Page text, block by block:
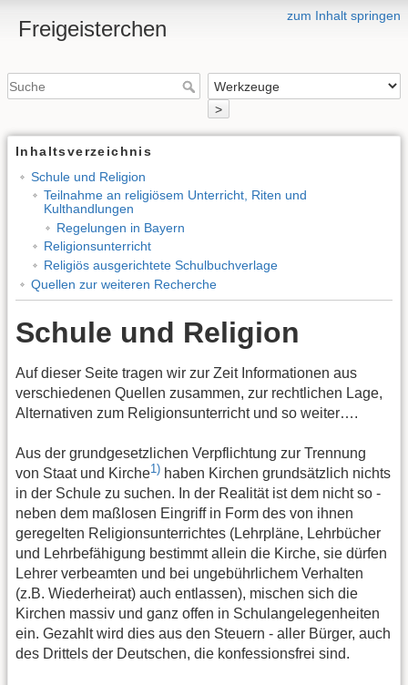
zum Inhalt springen
Freigeisterchen
>
Inhaltsverzeichnis
Schule und Religion
Teilnahme an religiösem Unterricht, Riten und
Kulthandlungen
Regelungen in Bayern
Religionsunterricht
Religiös ausgerichtete Schulbuchverlage
Quellen zur weiteren Recherche
Schule und Religion
Auf dieser Seite tragen wir zur Zeit Informationen aus
verschiedenen Quellen zusammen, zur rechtlichen Lage,
Alternativen zum Religionsunterricht und so weiter….
Aus der grundgesetzlichen Verpflichtung zur Trennung
von Staat und Kirche1) haben Kirchen grundsätzlich nichts
in der Schule zu suchen. In der Realität ist dem nicht so -
neben dem maßlosen Eingriff in Form des von ihnen
geregelten Religionsunterrichtes (Lehrpläne, Lehrbücher
und Lehrbefähigung bestimmt allein die Kirche, sie dürfen
Lehrer verbeamten und bei ungebührlichem Verhalten
(z.B. Wiederheirat) auch entlassen), mischen sich die
Kirchen massiv und ganz offen in Schulangelegenheiten
ein. Gezahlt wird dies aus den Steuern - aller Bürger, auch
des Drittels der Deutschen, die konfessionsfrei sind.